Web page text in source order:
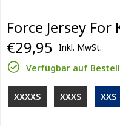
Force Jersey For
€29,95 Inkl. MwSt.
Verfügbar auf
XXXXS XXXS XXS